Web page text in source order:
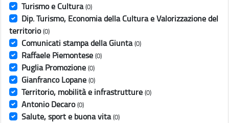
Turismo e Cultura (0)
Dip. Turismo, Economia della Cultura e Valorizzazione del
territorio (0)
Comunicati stampa della Giunta (0)
Raffaele Piemontese (0)
Puglia Promozione (0)
Gianfranco Lopane (0)
Territorio, mobilità e infrastrutture (0)
Antonio Decaro (0)
Salute, sport e buona vita (0)